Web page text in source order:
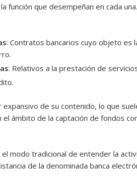
función que desempeñan en cada
: Contratos bancarios cuyo objeto es
: Relativos a la prestación de
de su contenido, lo que
ámbito de la captación de fondos
modo tradicional de entender la
de la denominada banca